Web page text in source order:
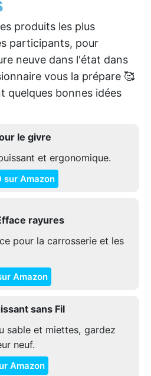
produits les plus
participants, pour
neuve dans l'état dans
vous la prépare 🥰
quelques bonnes idées
le givre
et ergonomique.
sur Amazon
rayures
pour la carrosserie et les
Amazon
sans Fil
sable et miettes, gardez
neuf.
Amazon